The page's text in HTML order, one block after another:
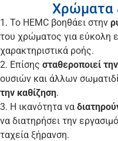
Χρώματα
1. Το HEMC βοηθάει στην
του χρώματος για εύκολη
χαρακτηριστικά ροής.
2. Επίσης σταθεροποιεί
ουσιών και άλλων
την καθίζηση.
3. Η ικανότητα να
να διατηρήσει την
ταχεία ξήρανση.